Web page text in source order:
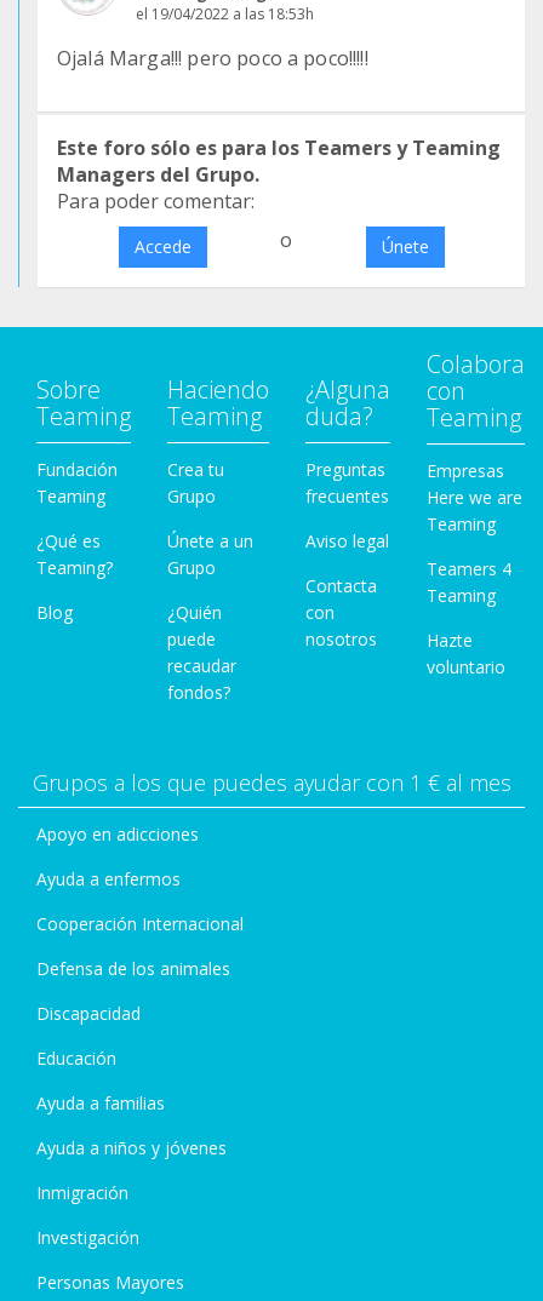
el 19/04/2022 a las 18:53h
Ojalá Marga!!! pero poco a poco!!!!!
Este foro sólo es para los Teamers y Teaming
Managers del Grupo.
Para poder comentar:
Accede o Únete
Sobre
Teaming
Fundación
Teaming
¿Qué es
Teaming?
Blog
Haciendo
Teaming
Crea tu
Grupo
Únete a un
Grupo
¿Quién
puede
recaudar
fondos?
¿Alguna
duda?
Preguntas
frecuentes
Aviso legal
Contacta
con
nosotros
Colabora
con
Teaming
Empresas
Here we are
Teaming
Teamers 4
Teaming
Hazte
voluntario
Grupos a los que puedes ayudar con 1 € al mes
Apoyo en adicciones
Ayuda a enfermos
Cooperación Internacional
Defensa de los animales
Discapacidad
Educación
Ayuda a familias
Ayuda a niños y jóvenes
Inmigración
Investigación
Personas Mayores